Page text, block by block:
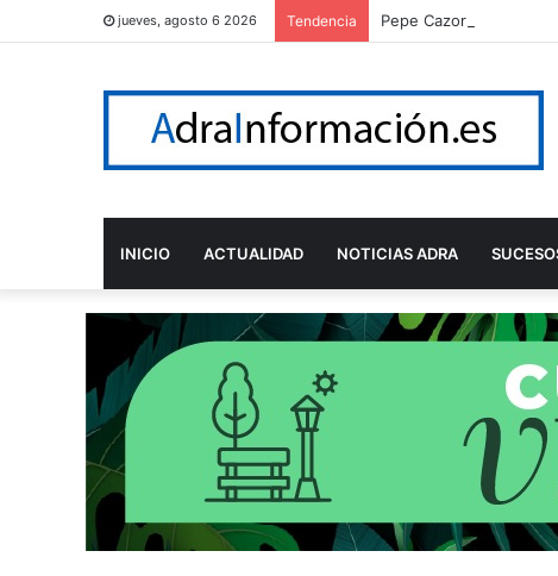
jueves, agosto 6 2026 Tendencia Pepe Cazorla será el
INICIO ACTUALIDAD NOTICIAS ADRA